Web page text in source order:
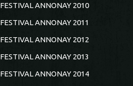
FESTIVAL ANNONAY 2010
FESTIVAL ANNONAY 2011
FESTIVAL ANNONAY 2012
FESTIVAL ANNONAY 2013
FESTIVAL ANNONAY 2014